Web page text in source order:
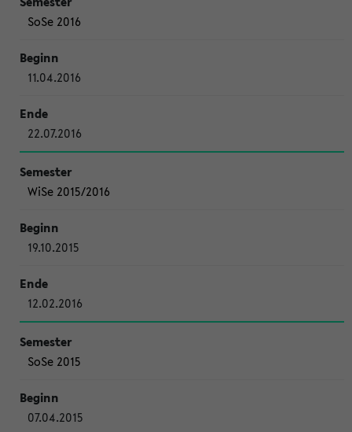
SoSe 2016
11.04.2016
22.07.2016
WiSe 2015/2016
19.10.2015
12.02.2016
SoSe 2015
07.04.2015